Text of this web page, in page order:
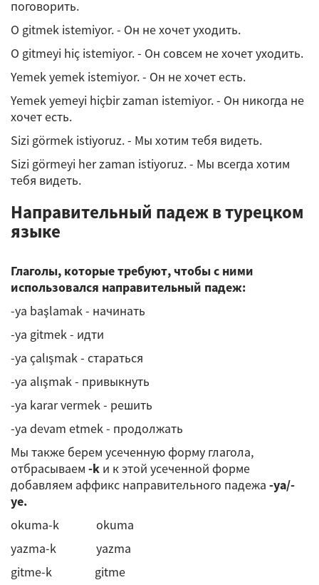
поговорить.
O gitmek istemiyor. - Он не хочет уходить.
O gitmeyi hiç istemiyor. - Он совсем не хочет уходить.
Yemek yemek istemiyor. - Он не хочет есть.
Yemek yemeyi hiçbir zaman istemiyor. - Он никогда не
хочет есть.
Sizi görmek istiyoruz. - Мы хотим тебя видеть.
Sizi görmeyi her zaman istiyoruz. - Мы всегда хотим
тебя видеть.
Направительный падеж в турецком
языке
Глаголы, которые требуют, чтобы с ними
использовался направительный падеж:
-ya başlamak - начинать
-ya gitmek - идти
-ya çalışmak - стараться
-ya alışmak - привыкнуть
-ya karar vermek - решить
-ya devam etmek - продолжать
Мы также берем усеченную форму глагола,
отбрасываем -k и к этой усеченной форме
добавляем аффикс направительного падежа -ya/-
ye.
okuma-k okuma
yazma-k yazma
gitme-k gitme